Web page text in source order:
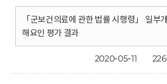
「군보건의료에 관한 법률 시행령」 일부
해요인 평가 결과
2020-05-11